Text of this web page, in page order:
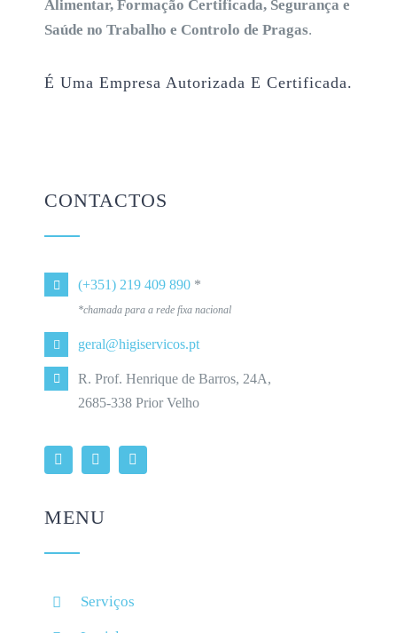
Alimentar, Formação Certificada, Segurança e
Saúde no Trabalho e Controlo de Pragas.
É Uma Empresa Autorizada E Certificada.
CONTACTOS
(+351) 219 409 890 *
*chamada para a rede fixa nacional
geral@higiservicos.pt
R. Prof. Henrique de Barros, 24A,
2685-338 Prior Velho
MENU
Serviços